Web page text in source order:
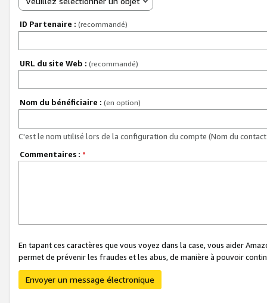
ID Partenaire : (recommandé)
URL du site Web : (recommandé)
Nom du bénéficiaire : (en option)
C'est le nom utilisé lors de la configuration du compte (Nom du
Commentaires : *
En tapant ces caractères que vous voyez dans la case, vous aider
permet de prévenir les fraudes et les abus, de manière à pouvoir
Envoyer un message électronique